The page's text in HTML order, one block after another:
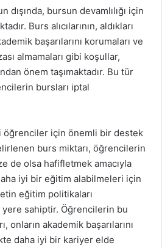
dışında, bursun devamlılığı için
Burs alıcılarının, aldıkları
başarılarını korumaları ve
almamaları gibi koşullar,
önem taşımaktadır. Bu tür
bursları iptal
öğrenciler için önemli bir destek
burs miktarı, öğrencilerin
de olsa hafifletmek amacıyla
iyi bir eğitim alabilmeleri için
eğitim politikaları
sahiptir. Öğrencilerin bu
onların akademik başarılarını
daha iyi bir kariyer elde